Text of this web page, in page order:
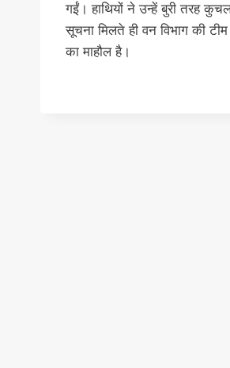
गईं। हाथियों ने उन्हें बुरी तरह
सूचना मिलते ही वन विभाग की
का माहौल है।